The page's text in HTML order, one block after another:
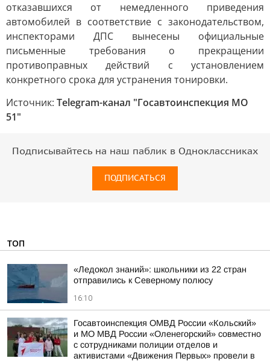
отказавшихся от немедленного приведения
автомобилей в соответствие с законодательством,
инспекторами ДПС вынесены официальные
письменные требования о прекращении
противоправных действий с установлением
конкретного срока для устранения тонировки.
Источник: Telegram-канал "Госавтоинспекция МО
51"
Подписывайтесь на наш паблик в Одноклассниках
ПОДПИСАТЬСЯ
ТОП
«Ледокол знаний»: школьники из 22 стран
отправились к Северному полюсу
16:10
Госавтоинспекция ОМВД России «Кольский»
и МО МВД России «Оленегорский» совместно
с сотрудниками полиции отделов и
активистами «Движения Первых» провели в